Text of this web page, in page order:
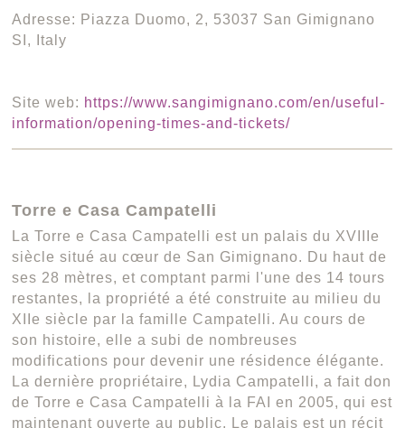
Adresse: Piazza Duomo, 2, 53037 San Gimignano
SI, Italy
Site web: https://www.sangimignano.com/en/useful-
information/opening-times-and-tickets/
Torre e Casa Campatelli
La Torre e Casa Campatelli est un palais du XVIIIe
siècle situé au cœur de San Gimignano. Du haut de
ses 28 mètres, et comptant parmi l'une des 14 tours
restantes, la propriété a été construite au milieu du
XIIe siècle par la famille Campatelli. Au cours de
son histoire, elle a subi de nombreuses
modifications pour devenir une résidence élégante.
La dernière propriétaire, Lydia Campatelli, a fait don
de Torre e Casa Campatelli à la FAI en 2005, qui est
maintenant ouverte au public. Le palais est un récit